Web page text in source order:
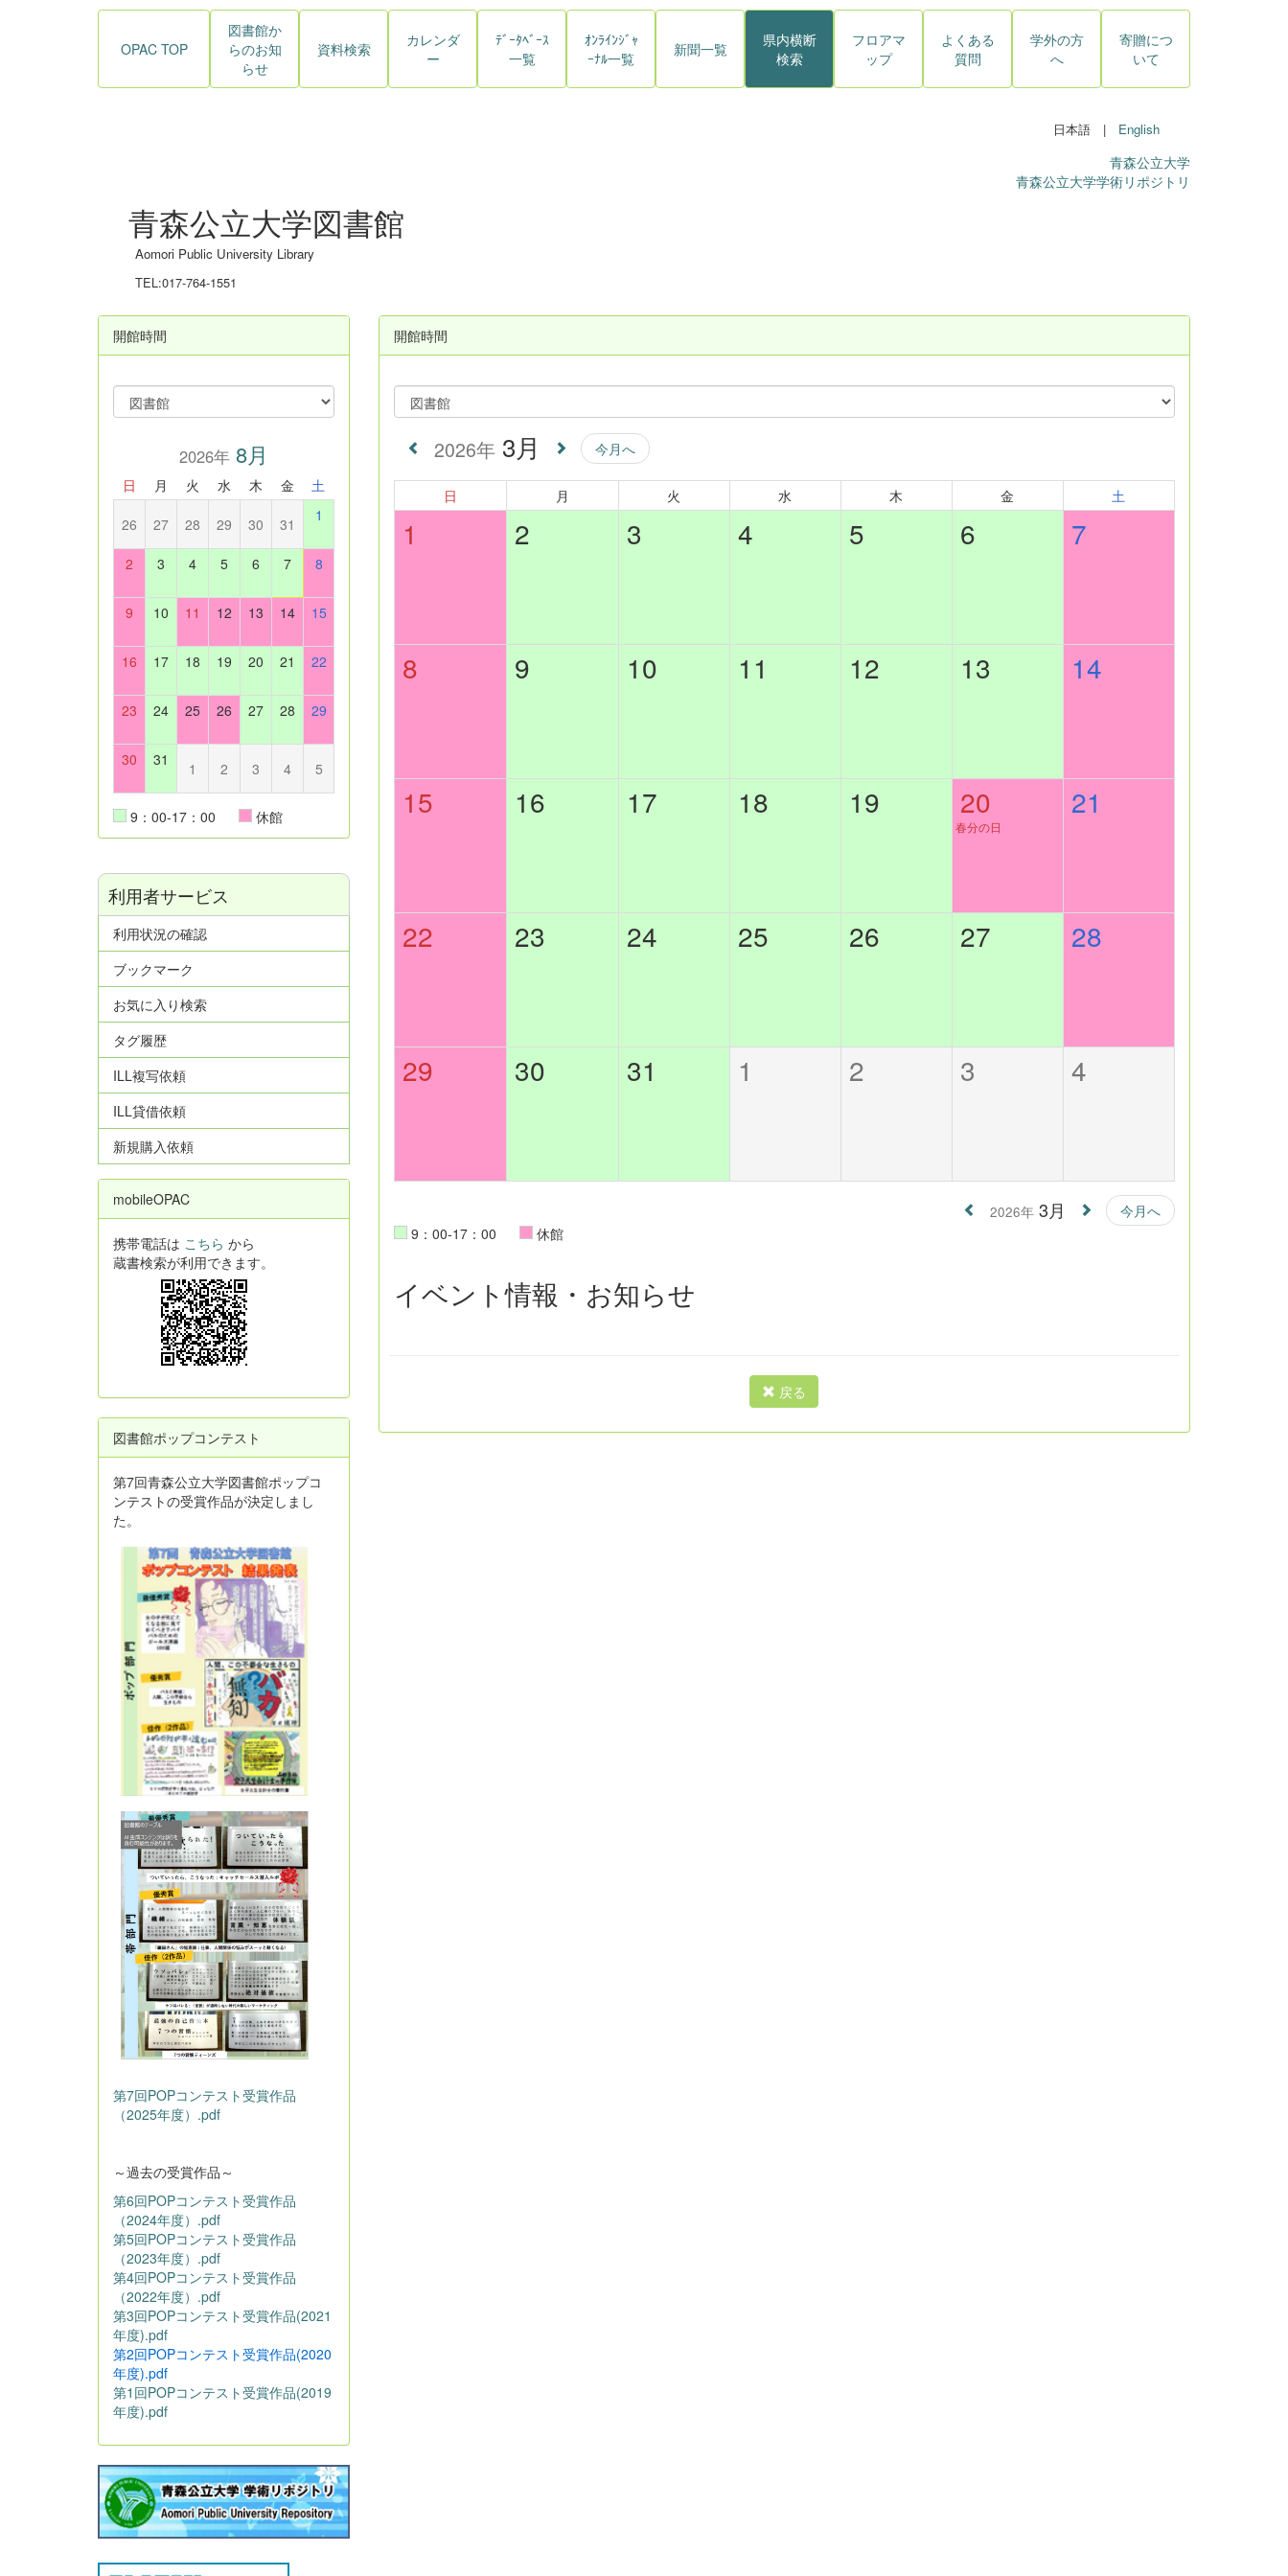
OPAC TOP
図書館か
らのお知
らせ
資料検索
カレンダ
ー
ﾃﾞｰﾀﾍﾞｰｽ
一覧
ｵﾝﾗｲﾝｼﾞｬ
ｰﾅﾙ一覧
新聞一覧
県内横断
検索
フロアマ
ップ
よくある
質問
学外の方
へ
寄贈につ
いて
日本語 | English
青森公立大学
青森公立大学学術リポジトリ
青森公立大学図書館
Aomori Public University Library
TEL:017-764-1551
開館時間
2026年 3月 今月へ
日 月 火 水 木 金 土
1 2 3 4 5 6 7
8 9 10 11 12 13 14
15 16 17 18 19 20
春分の日
21
22 23 24 25 26 27 28
29 30 31 1 2 3 4
2026年 3月
今月へ
9：00-17：00
休館
イベント情報・お知らせ
戻る
開館時間
2026年8月
日 月 火 水 木 金 土
26 27 28 29 30 31 1
2 3 4 5 6 7 8
9 10 11 12 13 14 15
16 17 18 19 20 21 22
23 24 25 26 27 28 29
30 31 1 2 3 4 5
9：00-17：00 休館
利用者サービス
利用状況の確認
ブックマーク
お気に入り検索
タグ履歴
ILL複写依頼
ILL貸借依頼
新規購入依頼
mobileOPAC
携帯電話は こちら から
蔵書検索が利用できます。
図書館ポップコンテスト
第7回青森公立大学図書館ポップコ
ンテストの受賞作品が決定しまし
た。
第7回POPコンテスト受賞作品
（2025年度）.pdf
～過去の受賞作品～
第6回POPコンテスト受賞作品
（2024年度）.pdf
第5回POPコンテスト受賞作品
（2023年度）.pdf
第4回POPコンテスト受賞作品
（2022年度）.pdf
第3回POPコンテスト受賞作品(2021
年度).pdf
第2回POPコンテスト受賞作品(2020
年度).pdf
第1回POPコンテスト受賞作品(2019
年度).pdf